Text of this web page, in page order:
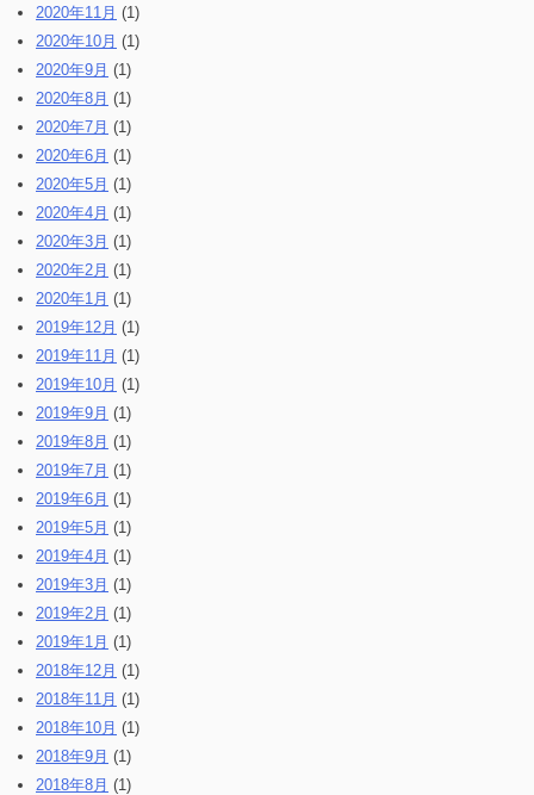
2020年11月 (1)
2020年10月 (1)
2020年9月 (1)
2020年8月 (1)
2020年7月 (1)
2020年6月 (1)
2020年5月 (1)
2020年4月 (1)
2020年3月 (1)
2020年2月 (1)
2020年1月 (1)
2019年12月 (1)
2019年11月 (1)
2019年10月 (1)
2019年9月 (1)
2019年8月 (1)
2019年7月 (1)
2019年6月 (1)
2019年5月 (1)
2019年4月 (1)
2019年3月 (1)
2019年2月 (1)
2019年1月 (1)
2018年12月 (1)
2018年11月 (1)
2018年10月 (1)
2018年9月 (1)
2018年8月 (1)